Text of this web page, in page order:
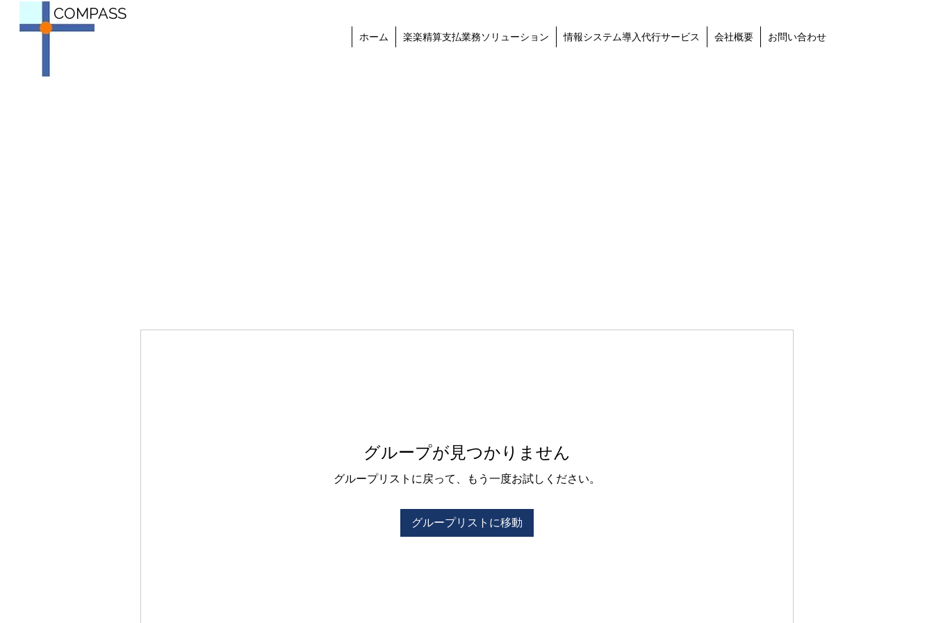
COMPASS
ホーム 楽楽精算支払業務ソリューション 情報システム導入代行サービス 会社概要 お問い合わせ
グループが見つかりません
グループリストに戻って、もう一度お試しください。
グループリストに移動